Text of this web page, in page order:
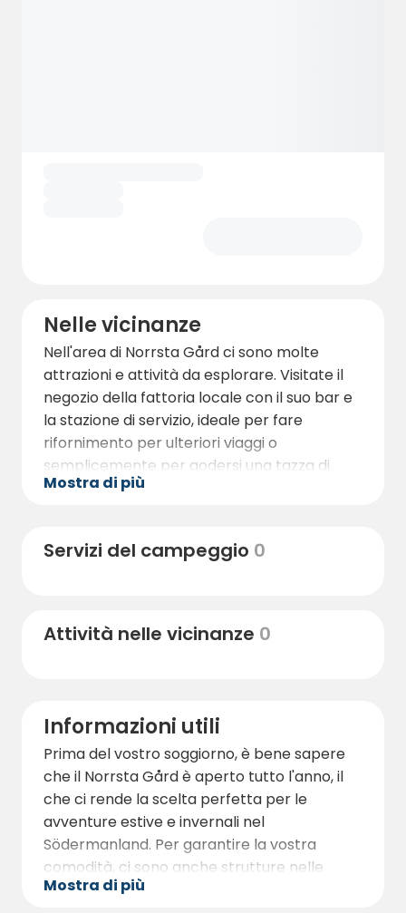
Nelle vicinanze
Nell'area di Norrsta Gård ci sono molte
attrazioni e attività da esplorare. Visitate il
negozio della fattoria locale con il suo bar e
la stazione di servizio, ideale per fare
rifornimento per ulteriori viaggi o
semplicemente per godersi una tazza di
caffè ammirando l'atmosfera rurale. Per i più
attraverso splendide riserve naturali e
pietre runiche e la bellissima chiesa di Aspö,
tutti facilmente raggiungibili in bicicletta dal
Mostra di più
Servizi del campeggio 0
Attività nelle vicinanze 0
Informazioni utili
Prima del vostro soggiorno, è bene sapere
che il Norrsta Gård è aperto tutto l'anno, il
che ci rende la scelta perfetta per le
avventure estive e invernali nel
Södermanland. Per garantire la vostra
comodità, ci sono anche strutture nelle
vicinanze che contribuiscono a un soggiorno
Mostra di più